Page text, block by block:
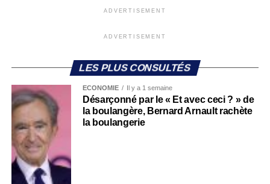
ADVERTISEMENT
ADVERTISEMENT
LES PLUS CONSULTÉS
ECONOMIE Il y a 1 semaine
Désarçonné par le « Et avec ceci ? » de
la boulangère, Bernard Arnault rachète
la boulangerie